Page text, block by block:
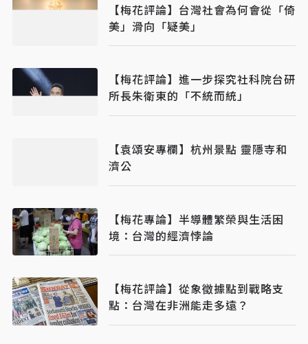
【梅花評論】台灣社會為何會從「倚
美」滑向「疑美」
【梅花評論】進一步探究社科院台研
所長朱衛東的「不統而統」
【袁頌安專欄】杭州景點 靈隱寺和
濟公
【梅花專論】半導體繁榮與生活困
境：台灣的經濟悖論
【梅花評論】從象徵據點到戰略支
點：台灣在非洲能走多遠？